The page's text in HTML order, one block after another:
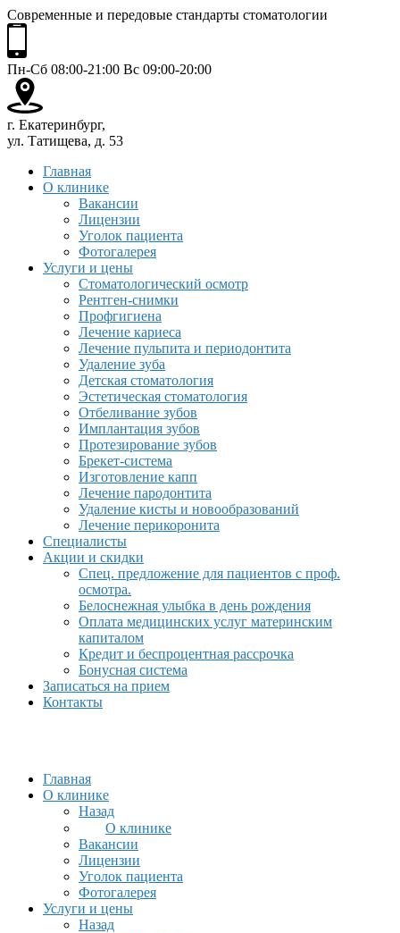
Современные и передовые стандарты стоматологии
Пн-Сб 08:00-21:00 Вс 09:00-20:00
г. Екатеринбург,
ул. Татищева, д. 53
Главная
О клинике
Вакансии
Лицензии
Уголок пациента
Фотогалерея
Услуги и цены
Стоматологический осмотр
Рентген-снимки
Профгигиена
Лечение кариеса
Лечение пульпита и периодонтита
Удаление зуба
Детская стоматология
Эстетическая стоматология
Отбеливание зубов
Имплантация зубов
Протезирование зубов
Брекет-система
Изготовление капп
Лечение пародонтита
Удаление кисты и новообразований
Лечение перикоронита
Специалисты
Акции и скидки
Спец. предложение для пациентов с проф.
осмотра.
Белоснежная улыбка в день рождения
Оплата медицинских услуг материнским
капиталом
Кредит и беспроцентная рассрочка
Бонусная система
Записаться на прием
Контакты
Главная
О клинике
Назад
О клинике
Вакансии
Лицензии
Уголок пациента
Фотогалерея
Услуги и цены
Назад